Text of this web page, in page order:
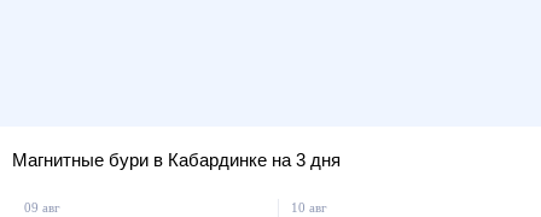
Магнитные бури в Кабардинке на 3 дня
09 авг 10 авг